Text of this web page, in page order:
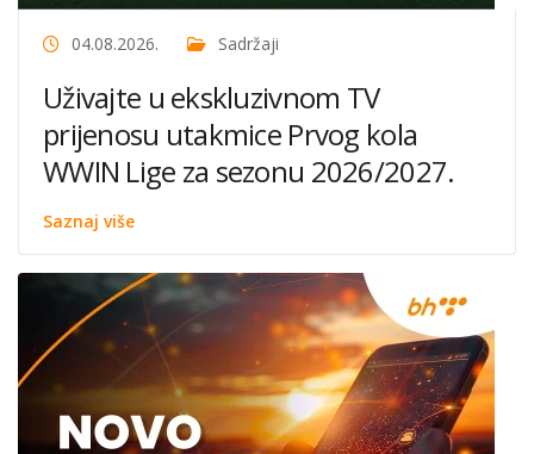
04.08.2026. Sadržaji
Uživajte u ekskluzivnom TV
prijenosu utakmice Prvog kola
WWIN Lige za sezonu 2026/2027.
Saznaj više